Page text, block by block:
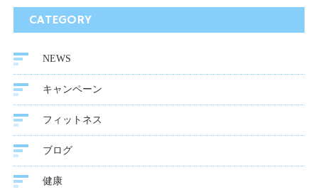
CATEGORY
NEWS
キャンペーン
フィットネス
ブログ
健康